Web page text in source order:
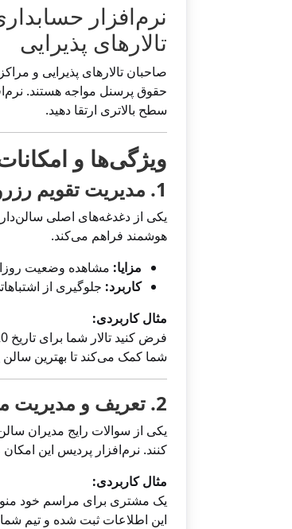
نرم‌افزار
تالارهای پذیرایی
صاحبان تالارهای پذیرایی و
حقوق پرسنل مواجه هستند.
سطح بالاتری ارتقا دهید.
ویژگی‌ها و
1. مدیریت تقویم رزروها؛ نظم در برنامه‌ریزی
یکی از دغدغه‌های اصلی
هوشمند فراهم می‌کند.
مزایا: مشاهده وضعیت
کاربرد: جلوگیری از
مثال کاربردی:
شما کمک می‌کند تا بهترین سالن
2. تعریف و مدیریت منوها و خدمات ویژه
یکی از سوالات رایج مدیران
کنند. نرم‌افزار پردیس این
مثال کاربردی:
یک مشتری برای مراسم خود
این اطلاعات ثبت شده و تیم